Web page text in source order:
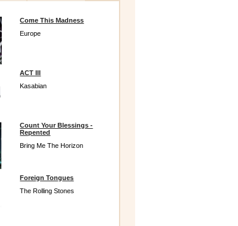
Come This Madness
Europe
ACT III
Kasabian
Count Your Blessings -
Repented
Bring Me The Horizon
Foreign Tongues
The Rolling Stones